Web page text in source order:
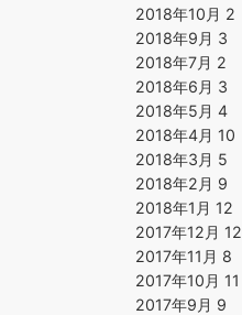
2018年10月 2
2018年9月 3
2018年7月 2
2018年6月 3
2018年5月 4
2018年4月 10
2018年3月 5
2018年2月 9
2018年1月 12
2017年12月 12
2017年11月 8
2017年10月 11
2017年9月 9